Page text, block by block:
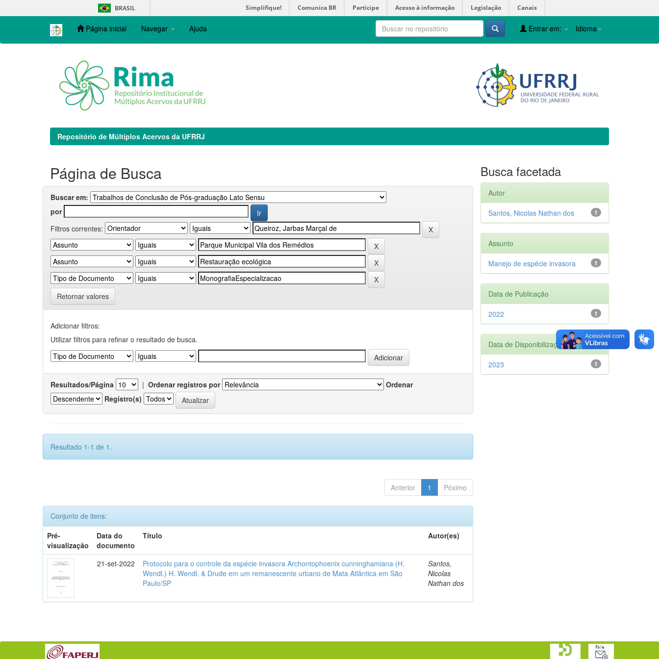
navigation
BRASIL Simplifique! Comunica BR Participe Acesso à informação Legislação Canais
Página inicial Navegar Ajuda Idioma
Entrar em:
Repositório de Múltiplos Acervos da UFRRJ
Página de Busca
Buscar em:
por
Filtros correntes:
Retornar valores
Adicionar filtros:
Utilizar filtros para refinar o resultado de busca.
Resultados/Página | Ordenar registros por
Ordenar
Registro(s)
Resultado 1-1 de 1.
Anterior 1 Póximo
Conjunto de itens:
Pré-
visualização
Data do
documento
Título Autor(es)
21-set-2022
Protocolo para o controle da espécie invasora Archontophoenix cunninghamiana (H.
Wendl.) H. Wendl. & Drude em um remanescente urbano de Mata Atlântica em São
Paulo/SP
Santos,
Nicolas
Nathan dos
Busca facetada
Autor
1
Santos, Nicolas Nathan dos
Assunto
1
Manejo de espécie invasora
Data de Publicação
1
2022
Data de Disponibilização
1
2023